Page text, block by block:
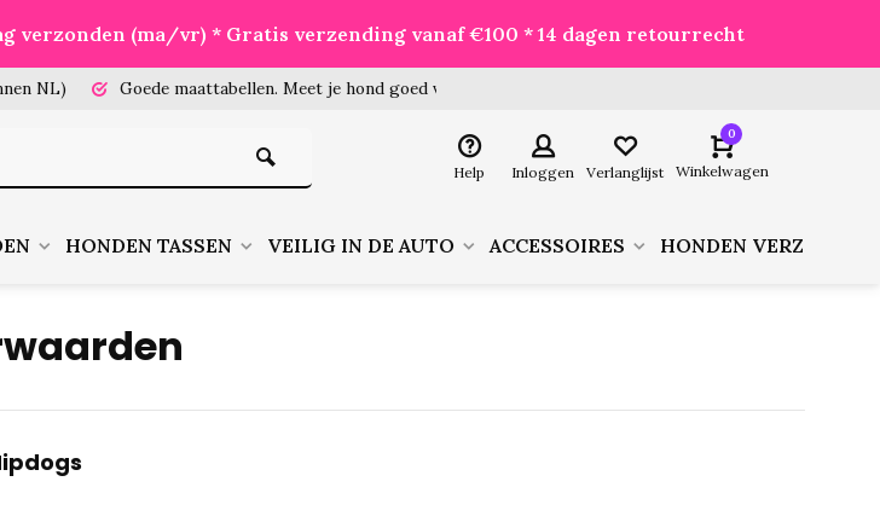
verzonden (ma/vr) * Gratis verzending vanaf €100 * 14 dagen retourrecht
NL) Goede maattabellen. Meet je hond goed voor je besteld!
Help Inloggen Verlanglijst
0
Winkelwagen
HONDEN TASSEN VEILIG IN DE AUTO ACCESSOIRES HONDEN